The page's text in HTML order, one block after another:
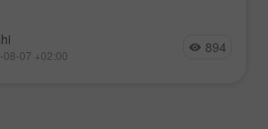
08-07 +02:00 894